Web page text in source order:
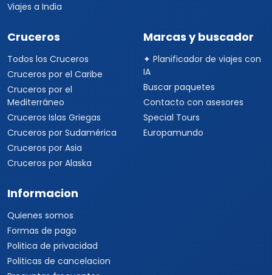
Viajes a India
Cruceros
Todos los Cruceros
Cruceros por el Caribe
Cruceros por el
Mediterráneo
Cruceros Islas Griegas
Cruceros por Sudamérica
Cruceros por Asia
Cruceros por Alaska
Marcas y buscador
✦ Planificador de viajes con
IA
Buscar paquetes
Contacto con asesores
Special Tours
Europamundo
Informacion
Quienes somos
Formas de pago
Politica de privacidad
Politicas de cancelacion